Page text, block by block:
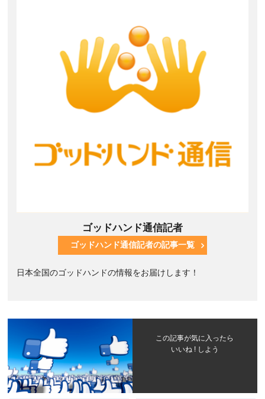
ゴッドハンド通信記者
ゴッドハンド通信記者の記事一覧
日本全国のゴッドハンドの情報をお届けします！
この記事が気に入ったら
いいね ! しよう